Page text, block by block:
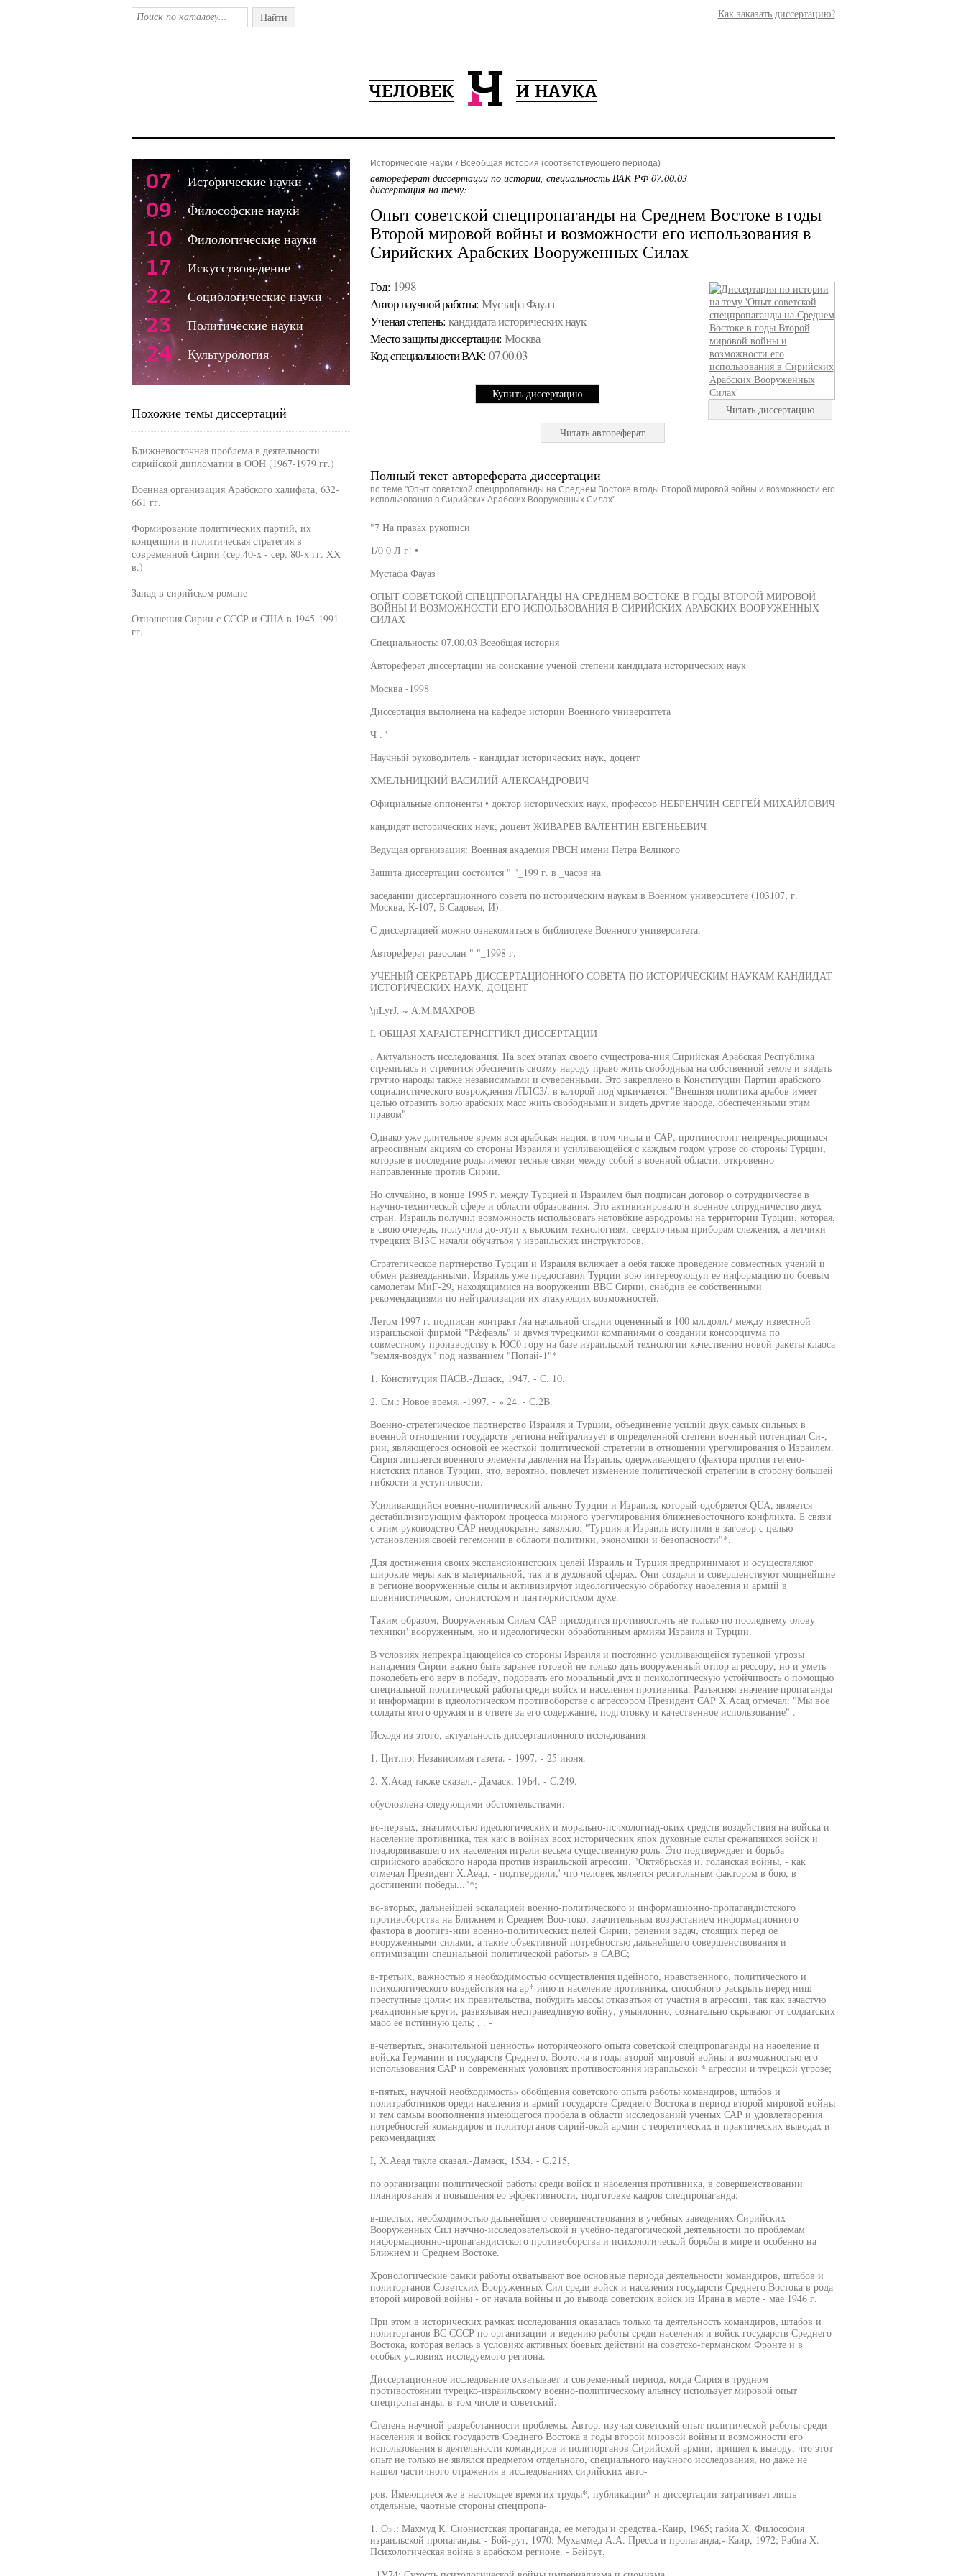
Найти Как заказать диссертацию?
Исторические науки Всеобщая история (соответствующего периода)
автореферат диссертации по истории, специальность ВАК РФ 07.00.03
диссертация на тему:
Опыт советской спецпропаганды на Среднем Востоке в годы
Второй мировой войны и возможности его использования в
Сирийских Арабских Вооруженных Силах
Год: 1998
Автор научной работы: Мустафа Фауаз
Ученая cтепень: кандидата исторических наук
Место защиты диссертации: Москва
Код cпециальности ВАК: 07.00.03
Купить диссертацию
Читать диссертацию
Читать автореферат
Полный текст автореферата диссертации
по теме "Опыт советской спецпропаганды на Среднем Востоке в годы Второй мировой войны и возможности его
использования в Сирийских Арабских Вооруженных Силах"
"7 На правах рукописи
1/0 0 Л г! •
Мустафа Фауаз
ОПЫТ СОВЕТСКОЙ СПЕЦПРОПАГАНДЫ НА СРЕДНЕМ ВОСТОКЕ В ГОДЫ ВТОРОЙ МИРОВОЙ
ВОЙНЫ И ВОЗМОЖНОСТИ ЕГО ИСПОЛЬЗОВАНИЯ В СИРИЙСКИХ АРАБСКИХ ВООРУЖЕННЫХ
СИЛАХ
Специальность: 07.00.03 Всеобщая история
Автореферат диссертации на соискание ученой степени кандидата исторических наук
Москва -1998
Диссертация выполнена на кафедре истории Военного университета
Ч . '
Научный руководитель - кандидат исторических наук, доцент
ХМЕЛЬНИЦКИЙ ВАСИЛИЙ АЛЕКСАНДРОВИЧ
Официальные оппоненты • доктор исторических наук, профессор НЕБРЕНЧИН СЕРГЕЙ МИХАЙЛОВИЧ
кандидат исторических наук, доцент ЖИВАРЕВ ВАЛЕНТИН ЕВГЕНЬЕВИЧ
Ведущая организация: Военная академия РВСН имени Петра Великого
Зашита диссертации состоится " "_199 г. в _часов на
заседании диссертационного совета по историческим наукам в Военном универсцтете (103107, г.
Москва, К-107, Б.Садовая, И).
С диссертацией можно ознакомиться в библиотеке Военного университета.
Автореферат разослан " "_1998 г.
УЧЕНЫЙ СЕКРЕТАРЬ ДИССЕРТАЦИОННОГО СОВЕТА ПО ИСТОРИЧЕСКИМ НАУКАМ КАНДИДАТ
ИСТОРИЧЕСКИХ НАУК, ДОЦЕНТ
\jiLyrJ. ~ А.М.МАХРОВ
I. ОБЩАЯ XAPAIСТЕРНСГГИКЛ ДИССЕРТАЦИИ
. Актуальность исследования. IIa всех этапах своего сущестрова-ния Сирийская Арабская Республика
стремилась и стремится обеспечить свозму народу право жить свободным на собственной земле и видать
гругио народы также независимыми и суверенными. Это закреплено в Конституции Партии арабского
социалистического возрождения /ПЛСЗ/, в которой под'мркичается: "Внешняя политика арабов имеет
целью отразить волю арабских масс жить свободными и видеть другие народе, обеспеченными этим
правом"
Однако уже длительное время вся арабская нация, в том числа и САР, протииостоит непренрасрющимся
агреосивным акциям со стороны Израиля и усиливающейся с каждым годом угрозе со стороны Турции,
которые в последние роды имеют тесные связи между собой в военной области, откровенно
направленные против Сирии.
Но случайно, в конце 1995 г. между Турцией и Израилем был подписан договор о сотрудничестве в
научно-технической сфере и области образования. Это активизировало и военное сотрудничество двух
стран. Израиль получил возможность использовать натовбкие аэродромы на территории Турции, которая,
в свою очередь, получила до-отуп к высоким технологиям, сверхточным приборам слежения, а летчики
турецких В13С начали обучатьоя у израильских инструкторов.
Стратегическое партнерство Турции и Израиля включает а оебя также проведение совместных учений и
обмен разведданными. Израиль уже предоставил Турции вою интереоующуп ее информацию по боевым
самолетам МиГ-29, находящимися на вооружении ВВС Сирии, снабдив ее собственными
рекомендациями по нейтрализации их атакующих возможностей.
Летом 1997 г. подписан контракт /на начальной стадии оцененный в 100 мл.долл./ между известной
израильской фирмой "Р&фаэль" и двумя турецкими компаниями о создании консорциума по
совместному производству к ЮС0 гору на базе израильской технологии качественно новой ракеты клаоса
"земля-воздух" под названием "Попай-1"*
1. Конституция ПАСВ.-Дшаск, 1947. - С. 10.
2. См.: Новое время. -1997. - » 24. - С.2В.
Военно-стратегическое партнерство Израиля и Турции, объединение усилий двух самых сильных в
военной отношении государств региона нейтрализует в определенной степени военный потенциал Си-,
рии, являющегося основой ее жесткой политической стратегии в отношении урегулирования о Израилем.
Сирия лишается военного элемента давления на Израиль, одерживающего (фактора против гегеио-
нистских планов Турции, что, вероятно, повлечет изменение политической стратегии в сторону большей
гибкости и уступчивости.
Усиливающийся военно-политический альяно Турции и Израиля, который одобряется QUA, является
дестабилизирующим фактором процесса мирного урегулирования ближневосточного конфликта. Б связи
с этим руководство САР неоднократно заявляло: "Турция и Израиль вступили в заговор с целью
установления своей гегемонии в облаоти политики, экономики и безопасности"*.
Для достижения своих экспансионистских целей Израиль и Турция предпринимают и осуществляют
широкие меры как в материальной, так и в духовной сферах. Они создали и совершенствуют мощнейшие
в регионе вооруженные силы и активизируют идеологическую обработку наоеления и армий в
шовинистическом, сионистском и пантюркистском духе.
Таким образом, Вооруженным Силам САР приходится противостоять не только по пооледнему олову
техники' вооруженным, но и идеологически обработанным армиям Израиля и Турции.
В условиях непрекра1цающейся со стороны Израиля и постоянно усиливающейся турецкой угрозы
нападения Сирии важно быть заранее готовой не только дать вооруженный отпор агрессору, но и уметь
поколебать его веру в победу, подорвать его моральный дух и психологическую устойчивость о помощью
специальной политической работы среди войск и населения противника. Разъясняя значение пропаганды
и информации в идеологическом противоборстве с агрессором Президент САР Х.Асад отмечал: "Мы вое
солдаты ятого оружия и в ответе за его содержание, подготовку и качественное использование" .
Исходя из этого, актуальность диссертационного исследования
1. Цит.по: Независимая газета. - 1997. - 25 июня.
2. Х.Асад также сказал,- Дамаск, 19Ь4. - С.249.
обусловлена следующими обстоятельствами:
во-первых, значимостью идеологических и морально-псчхологиад-оких средств воздействия на войска и
население противника, так ка:с в войнах всох исторических япох духовные счлы сражапяихся эойск и
поадоряивавшего их населения играли весьма существенную роль. Это подтверждает и борьба
сирийского арабского народа против израильской агрессии. "Октябрьская и. голанская войны, - как
отмечал Президент Х.Аеад, - подтвердили,' что человек является реситольным фактором в бою, в
достииении победы..."*;
во-вторых, дальнейшей эскалацией военно-политического и информационно-пропагандистского
противоборства на Ближнем и Среднем Воо-токо, значительным возрастанием информационного
фактора в доотигз-нии военно-политических целей Сирии, реиении задач, стоящих перед ое
вооруженными силами, а такие объективной потребностью дальнейшего совершенствования и
оптимизации специальной политической работы> в САВС;
в-третьих, важностью я необходимостью осуществления идейного, нравственного, политического и
психологического воздействия на ар* иию и население противника, способного раскрыть перед ниш
преступные цоли< их правительства, побудить массы отказатьоя от участия в агрессии, так как зачастую
реакционные круги, развязывая несправедливую войну, умыилонно, сознательно скрывают от солдатских
маоо ее истинную цель; . . -
в-четвертых, значительной ценность» иоторичеокого опыта советской спецпропаганды на наоеление и
войска Германии и государств Среднего. Воото.ча в годы второй мировой войны и возможностью его
использования САР и современных уоловиях противостояния израильской * агрессии и турецкой угрозе;
в-пятых, научной необходимость» обобщения советского опыта работы командиров, штабов и
политработников ореди населения и армий государств Среднего Востока в период второй мировой войны
и тем самым воополнения имеющегося пробела в области исследований ученых САР и удовлетворения
потребностей командиров и политорганов сирий-окой армии с теоретических и практических выводах и
рекомендациях
I, Х.Аеад такле сказал.-Дамаск, 1534. - С.215,
по организации политической работы среди войск и наоеления противника, в совершенствовании
планирования и повышения ео эффективности, подготовке кадров спецпропаганда;
в-шестых, необходимостью дальнейшего совершенствования в учебных заведениях Сирийских
Вооруженных Сил научно-исследовательской н учебно-педагогической деятельности по проблемам
информационно-пропагандистского противоборства и психологической борьбы в мире и особенно на
Ближнем и Среднем Востоке.
Хронологические рамки работы охватывают вое основные периода деятельности командиров, штабов и
политорганов Советских Вооруженных Сил среди войск и населения государств Среднего Востока в рода
второй мировой войны - от начала войны и до вывода советских войск из Ирана в марте - мае 1946 г.
При этом в исторических рамках исследования оказалась только та деятельность командиров, штабов и
политорганов ВС СССР по организации и ведению работы среди населения и войск государств Среднего
Востока, которая велась в условиях активных боевых действий на советско-германском Фронте и в
особых условиях исследуемого региона.
Диссертационное исследование охватывает и современный период, когда Сирия в трудном
противостоянии турецко-израильскому военно-политическому альянсу использует мировой опыт
спецпропаганды, в том числе и советский.
Степень научной разработанности проблемы. Автор, изучая советский опыт политической работы среди
населения и войск государств Среднего Востока в годы второй мировой войны и возможности его
использования в деятельности командиров и политорганов Сирийской армии, пришел к выводу, что этот
опыт не только не являлся предметом отдельного, специального научного исследования, но даже не
нашел частичного отражения в исследованиях сирийских авто-
ров. Имеющиеся же в настоящее время их труды*, публикации^ и диссертации затрагивает лишь
отдельные, чаотные стороны спецпропа-
1. О».: Махмуд К. Сионистская пропаганда, ее методы и средства.-Каир, 1965; габиа X. Философия
израильской пропаганды. - Бой-рут, 1970: Мухаммед А.А. Пресса и пропаганда,- Каир, 1972; Рабиа X.
Психологическая война в арабском регионе. - Бейрут,
07 Исторические науки
09 Философские науки
10 Филологические науки
17 Искусствоведение
22 Социологические науки
23 Политические науки
24 Культурология
Похожие темы диссертаций
Ближневосточная проблема в деятельности
сирийской дипломатии в ООН (1967-1979 гг.)
Военная организация Арабского халифата, 632-
661 гг.
Формирование политических партий, их
концепции и политическая стратегия в
современной Сирии (сер.40-х - сер. 80-х гг. XX
в.)
Запад в сирийском романе
Отношения Сирии с СССР и США в 1945-1991
гг.